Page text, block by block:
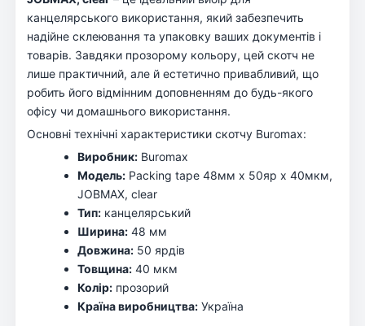
канцелярського використання, який забезпечить
надійне склеювання та упаковку ваших документів і
товарів. Завдяки прозорому кольору, цей скотч не
лише практичний, але й естетично привабливий, що
робить його відмінним доповненням до будь-якого
офісу чи домашнього використання.
Основні технічні характеристики скотчу Buromax:
Виробник: Buromax
Модель: Packing tape 48мм x 50яр х 40мкм,
JOBMAX, clear
Тип: канцелярський
Ширина: 48 мм
Довжина: 50 ярдів
Товщина: 40 мкм
Колір: прозорий
Країна виробництва: Україна